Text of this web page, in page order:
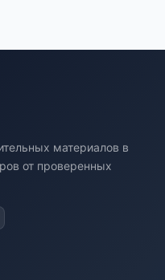
материалов в
от проверенных